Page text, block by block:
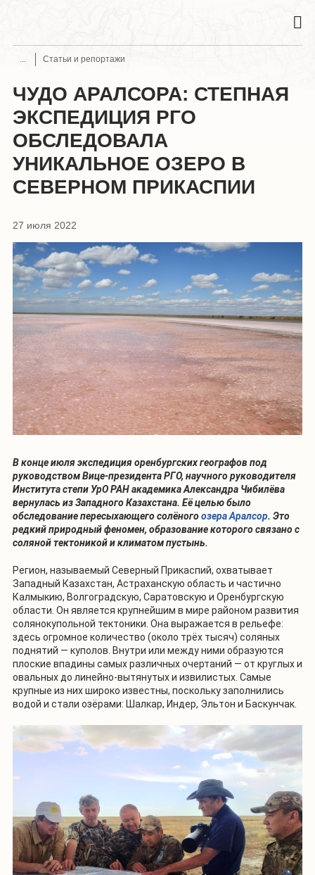
Статьи и репортажи
ЧУДО АРАЛСОРА: СТЕПНАЯ
ЭКСПЕДИЦИЯ РГО
ОБСЛЕДОВАЛА
УНИКАЛЬНОЕ ОЗЕРО В
СЕВЕРНОМ ПРИКАСПИИ
27 июля 2022
В конце июля экспедиция оренбургских географов под
руководством Вице-президента РГО, научного руководителя
Института степи УрО РАН академика Александра Чибилёва
вернулась из Западного Казахстана. Её целью было
обследование пересыхающего солёногоозера Аралсор. Это
редкий природный феномен, образование которого связано с
соляной тектоникой и климатом пустынь.
Регион, называемый Северный Прикаспий, охватывает
Западный Казахстан, Астраханскую область и частично
Калмыкию, Волгоградскую, Саратовскую и Оренбургскую
области. Он является крупнейшим в мире районом развития
солянокупольной тектоники. Она выражается в рельефе:
здесь огромное количество (около трёх тысяч) соляных
поднятий — куполов. Внутри или между ними образуются
плоские впадины самых различных очертаний — от круглых и
овальных до линейно-вытянутых и извилистых. Самые
крупные из них широко известны, поскольку заполнились
водой и стали озёрами: Шалкар, Индер, Эльтон и Баскунчак.